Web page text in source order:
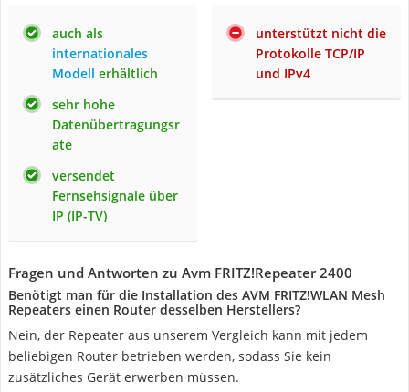
auch als
internationales
Modell erhältlich
sehr hohe
Datenübertragungsr
ate
versendet
Fernsehsignale über
IP (IP-TV)
unterstützt nicht die
Protokolle TCP/IP
und IPv4
Fragen und Antworten zu Avm FRITZ!Repeater 2400
Benötigt man für die Installation des AVM FRITZ!WLAN Mesh
Repeaters einen Router desselben Herstellers?
Nein, der Repeater aus unserem Vergleich kann mit jedem
beliebigen Router betrieben werden, sodass Sie kein
zusätzliches Gerät erwerben müssen.